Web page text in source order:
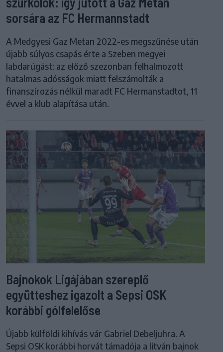
sorsára az FC Hermannstadt
A Medgyesi Gaz Metan 2022-es megszűnése után
újabb súlyos csapás érte a Szeben megyei
labdarúgást: az előző szezonban felhalmozott
hatalmas adósságok miatt felszámolták a
finanszírozás nélkül maradt FC Hermanstadtot, 11
évvel a klub alapítása után.
Bajnokok Ligájában szereplő
együtteshez igazolt a Sepsi OSK
korábbi gólfelelőse
Újabb külföldi kihívás vár Gabriel Debeljuhra. A
Sepsi OSK korábbi horvát támadója a litván bajnok